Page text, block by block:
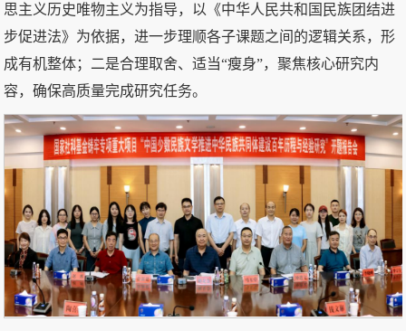
思主义历史唯物主义为指导，以《中华人民共和国民族团结进
步促进法》为依据，进一步理顺各子课题之间的逻辑关系，形
成有机整体；二是合理取舍、适当“瘦身”，聚焦核心研究内
容，确保高质量完成研究任务。